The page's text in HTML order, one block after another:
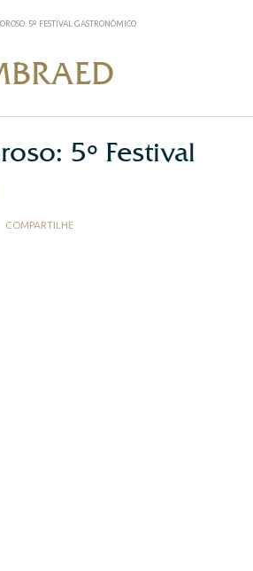
5º FESTIVAL GASTRONÔMICO
5º Festival
COMPARTILHE